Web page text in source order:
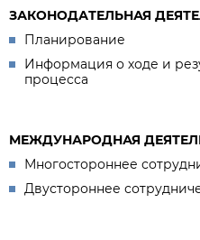
ЗАКОНОДАТЕЛЬНАЯ
Планирование
Информация о ходе и
процесса
МЕЖДУНАРОДНАЯ
Многостороннее
Двустороннее